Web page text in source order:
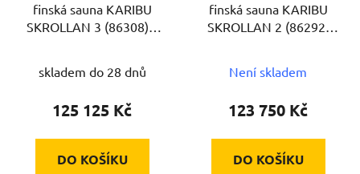
finská sauna KARIBU
SKROLLAN 3 (86308) s
skladem do 28 dnů
125 125 Kč
DO KOŠÍKU
finská sauna KARIBU
SKROLLAN 2 (86292)
Není skladem
123 750 Kč
DO KOŠÍKU